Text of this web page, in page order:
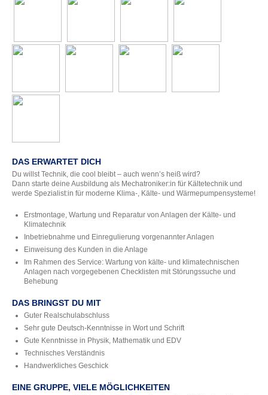
DAS ERWARTET DICH
Du willst Technik, die cool bleibt – auch wenn’s heiß wird?
Dann starte deine Ausbildung als Mechatroniker:in für Kältetechnik und
werde Spezialist:in für moderne Klima-, Kälte- und Wärmepumpensysteme!
Erstmontage, Wartung und Reparatur von Anlagen der Kälte- und
Klimatechnik
Inbetriebnahme und Einregulierung vorgenannter Anlagen
Einweisung des Kunden in die Anlage
Im Rahmen des Service: Wartung von kälte- und klimatechnischen
Anlagen nach vorgegebenen Checklisten mit Störungssuche und
Behebung
DAS BRINGST DU MIT
Guter Realschulabschluss
Sehr gute Deutsch-Kenntnisse in Wort und Schrift
Gute Kenntnisse in Physik, Mathematik und EDV
Technisches Verständnis
Handwerkliches Geschick
EINE GRUPPE, VIELE MÖGLICHKEITEN